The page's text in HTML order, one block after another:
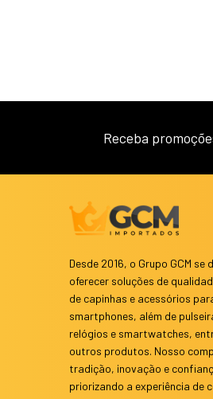
Receba
Desde 2016, o Grupo GCM se
oferecer soluções de
de capinhas e acessórios
smartphones, além de
relógios e smartwatches,
outros produtos. Nosso
tradição, inovação e
priorizando a experiência de